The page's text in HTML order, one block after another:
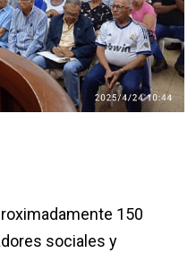
150
sociales y